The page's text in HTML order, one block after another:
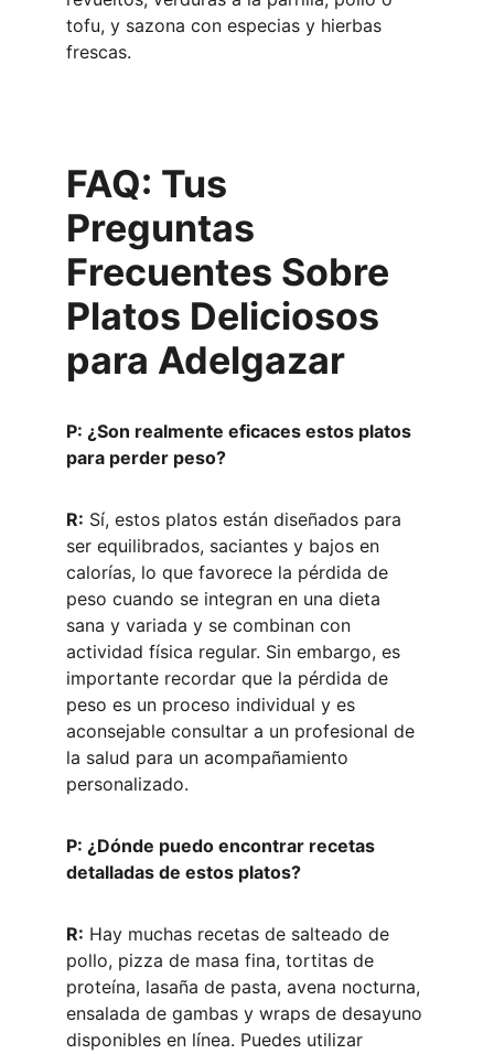
tofu, y sazona con especias y hierbas
frescas.
FAQ: Tus
Preguntas
Frecuentes Sobre
Platos Deliciosos
para Adelgazar
P: ¿Son realmente eficaces estos platos
para perder peso?
R: Sí, estos platos están diseñados para
ser equilibrados, saciantes y bajos en
calorías, lo que favorece la pérdida de
peso cuando se integran en una dieta
sana y variada y se combinan con
actividad física regular. Sin embargo, es
importante recordar que la pérdida de
peso es un proceso individual y es
aconsejable consultar a un profesional de
la salud para un acompañamiento
personalizado.
P: ¿Dónde puedo encontrar recetas
detalladas de estos platos?
R: Hay muchas recetas de salteado de
pollo, pizza de masa fina, tortitas de
proteína, lasaña de pasta, avena nocturna,
ensalada de gambas y wraps de desayuno
disponibles en línea. Puedes utilizar